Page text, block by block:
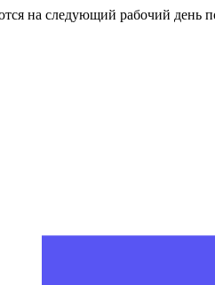
на следующий рабочий день